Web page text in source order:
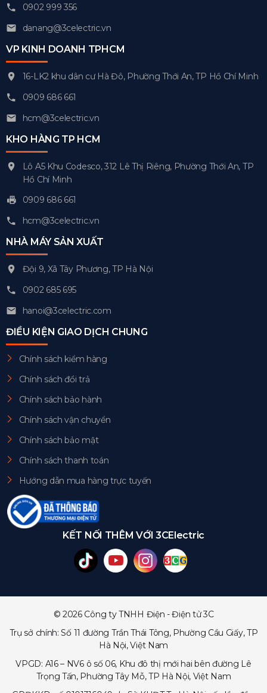
0902 999 356
danang@3celectric.vn
VP KINH DOANH TPHCM
16-LK2 khu dân cư Hà Đô, Phường Thới An, TP Hồ Chí Minh
0909 686 661
hcm@3celectric.vn
KHO HÀNG TP HCM
Lô A5 Khu Codesco, 312 Lê Thị Riêng, Phường Thới An, TP
Hồ Chí Minh
0909 686 661
hcm@3celectric.vn
NHÀ MÁY SẢN XUẤT
Đội 9, Xã Tây Phương, TP Hà Nội
0902 685 695
hanoi@3celectric.com
ĐIỀU KIỆN GIAO DỊCH CHUNG
Chính sách kiểm hàng
Chính sách đổi trả
Chính sách bảo hành
Chính sách vận chuyển
Chính sách bảo mật
Chính sách thanh toán
Hướng dẫn mua hàng trực tuyến
KẾT NỐI THÊM VỚI 3CElectric
© 2026 Công ty TNHH Điện - Điện tử 3C
Trụ sở chính: Số 11 đường Trần Thái Tông, Phường Cầu Giấy, TP
Hà Nội, Việt Nam
VPGD: A16 – NV6 ô số 06, Khu đô thị mới hai bên đường Lê
Trọng Tấn, Phường Tây Mỗ, TP Hà Nội, Việt Nam